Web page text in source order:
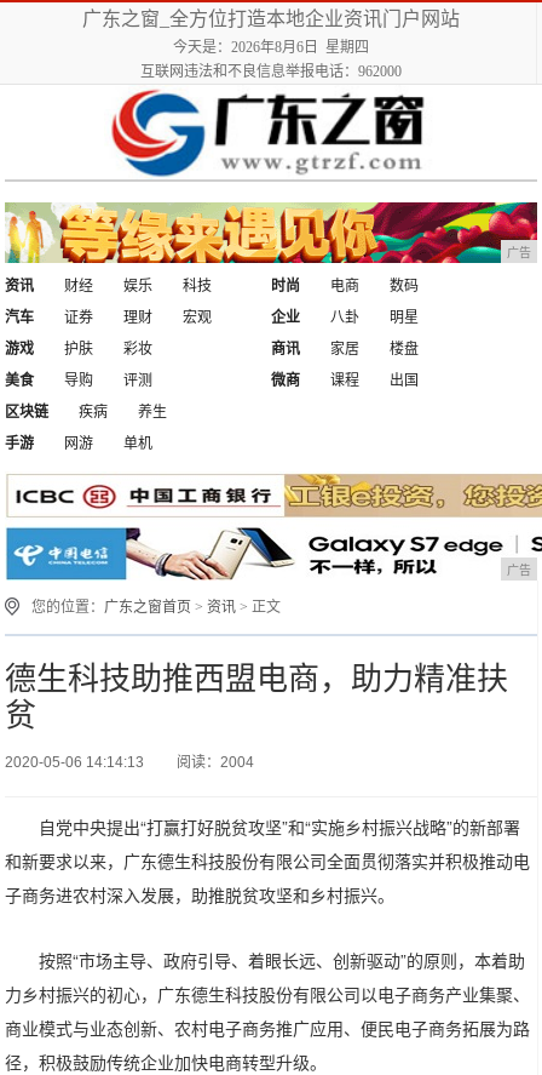
广东之窗_全方位打造本地企业资讯门户网站
今天是：2026年8月6日 星期四
互联网违法和不良信息举报电话：962000
广告
资讯 财经 娱乐
科技
汽车
证券 理财 宏观
时尚 电商
数码
企业
八卦
明星
游戏
护肤
彩妆
美食
导购 评测
商讯 家居
楼盘
微商
课程
出国
区块链
疾病
养生
手游
网游 单机
广告
您的位置： 广东之窗首页 >资讯 > 正文
德生科技助推西盟电商，助力精准扶
贫
2020-05-06 14:14:13 阅读：2004
自党中央提出“打赢打好脱贫攻坚”和“实施乡村振兴战略”的新部署
和新要求以来，广东德生科技股份有限公司全面贯彻落实并积极推动电
子商务进农村深入发展，助推脱贫攻坚和乡村振兴。
按照“市场主导、政府引导、着眼长远、创新驱动”的原则，本着助
力乡村振兴的初心，广东德生科技股份有限公司以电子商务产业集聚、
商业模式与业态创新、农村电子商务推广应用、便民电子商务拓展为路
径，积极鼓励传统企业加快电商转型升级。